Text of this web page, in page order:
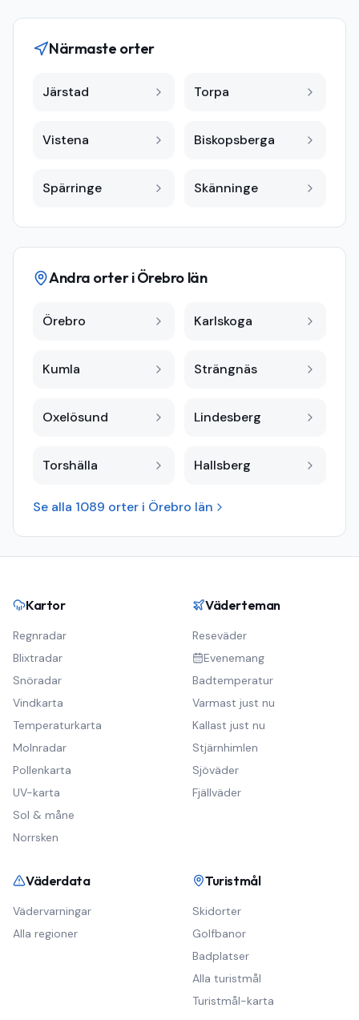
Närmaste orter
Järstad Torpa
Vistena Biskopsberga
Spärringe Skänninge
Andra orter iÖrebro län
Örebro Karlskoga
Kumla Strängnäs
Oxelösund Lindesberg
Torshälla Hallsberg
Se alla 1089 orter i Örebro län
Kartor
Regnradar
Blixtradar
Snöradar
Vindkarta
Temperaturkarta
Molnradar
Pollenkarta
UV-karta
Sol & måne
Norrsken
Väderteman
Reseväder
Evenemang
Badtemperatur
Varmast just nu
Kallast just nu
Stjärnhimlen
Sjöväder
Fjällväder
Väderdata
Vädervarningar
Alla regioner
Turistmål
Skidorter
Golfbanor
Badplatser
Alla turistmål
Turistmål-karta